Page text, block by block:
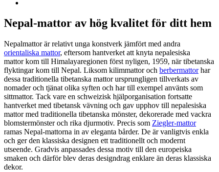
Nepal-mattor av hög kvalitet för ditt hem
Nepalmattor är relativt unga konstverk jämfört med andra
orientaliska mattor, eftersom hantverket att knyta nepalesiska
mattor kom till Himalayaregionen först nyligen, 1959, när tibetanska
flyktingar kom till Nepal. Liksom kilimmattor och berbermattorhar
dessa traditionella tibetanska mattor ursprungligen tillverkats av
nomader och tjänat olika syften och har till exempel använts som
sittmattor. Tack vare en schweizisk hjälporganisation fortsatte
hantverket med tibetansk vävning och gav upphov till nepalesiska
mattor med traditionella tibetanska mönster, dekorerade med vackra
blomstermönster och rika djurmotiv. Precis som Ziegler-mattor
ramas Nepal-mattorna in av eleganta bårder. De är vanligtvis enkla
och ger den klassiska designen ett traditionellt och modernt
utseende. Gradvis anpassades dessa motiv till den europeiska
smaken och därför blev deras designdrag enklare än deras klassiska
dekor.